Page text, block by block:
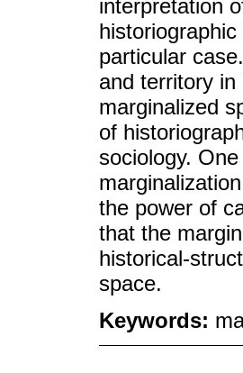
interpretation
particular
and territory
marginalized
of
sociology.
the power of
that the
historical-
space.
Keywords: